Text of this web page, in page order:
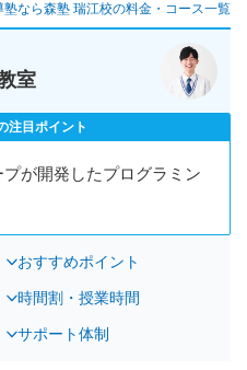
塾なら森塾 瑞江校の料金・コース一覧
室
注目ポイント
が開発したプログラミン
おすすめポイント
時間割・授業時間
サポート体制